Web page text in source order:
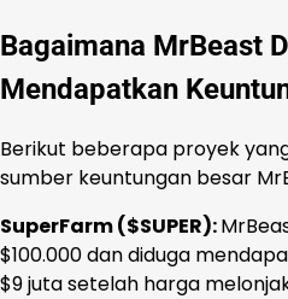
Bagaimana MrBeast
Mendapatkan
Berikut beberapa proyek
sumber keuntungan besar
SuperFarm ($SUPER):
$100.000 dan diduga
$9 juta setelah harga